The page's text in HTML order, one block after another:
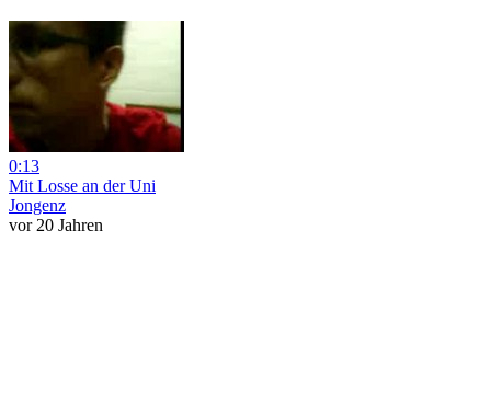
0:13
Mit Losse an der Uni
Jongenz
vor 20 Jahren